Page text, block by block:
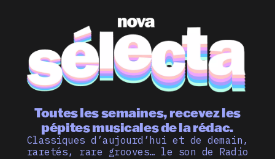
Toutes les semaines, recevez les
pépites musicales de la rédac.
Classiques d’aujourd’hui et de demain,
raretés, rare grooves… le son de Radio